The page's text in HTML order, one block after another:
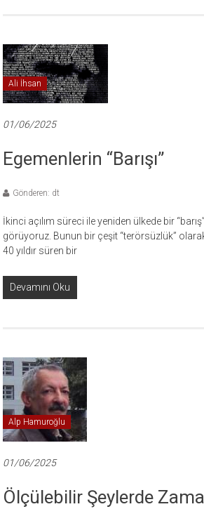
Ali İhsan
01/06/2025
Egemenlerin “Barışı”
Gönderen: dt
İkinci açılım süreci ile yeniden ülkede bir
görüyoruz. Bunun bir çeşit “terörsüzlük”
40 yıldır süren bir
Devamını Oku
Alp Hamuroğlu
01/06/2025
Ölçülebilir Şeylerde